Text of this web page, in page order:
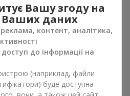
Кошик "Янголятко"
Замовити
Вашу згоду на
Ваших даних
контент, аналітика,
до інформації на
(наприклад, файли
буде доступна